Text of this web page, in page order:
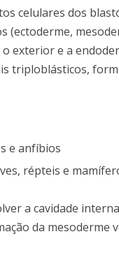
celulares dos
exterior e a
triploblásticos,
e anfíbios
répteis e
a cavidade
da mesoderme